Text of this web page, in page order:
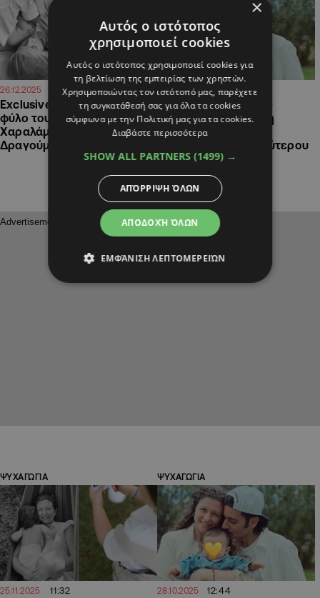
26.12.2025 11:28
Exclusive: Αυτό είναι το
φύλο του μωρού του Βασίλη
Χαραλάμπους και της Νίκης
Δραγούμη
25.12.2025 11:14
Baby Boom! Βασίλης
Χαραλάμπους – Νίκη
Δραγούμη: Η πρώτη
φωτογραφία του δεύτερου
παιδιού τους
ΨΥΧΑΓΩΓΙΑ
25.11.2025 11:32
ΨΥΧΑΓΩΓΙΑ
28.10.2025 12:44
×
Αυτός ο ιστότοπος
χρησιμοποιεί cookies
Αυτός ο ιστότοπος χρησιμοποιεί cookies για
τη βελτίωση της εμπειρίας των χρηστών.
Χρησιμοποιώντας τον ιστότοπό μας, παρέχετε
τη συγκατάθεσή σας για όλα τα cookies
σύμφωνα με την Πολιτική μας για τα cookies.
Διαβάστε περισσότερα
SHOW ALL PARTNERS (1499) →
ΑΠΟΔΟΧΉ ΌΛΩΝ
ΑΠΌΡΡΙΨΗ ΌΛΩΝ
ΕΜΦΆΝΙΣΗ ΛΕΠΤΟΜΕΡΕΙΏΝ